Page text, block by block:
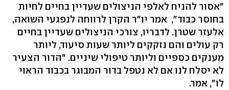
"אסור להניח לאלפי הניצולים שעדיין בחיים לחיות
בחוסר כבוד", אמר יו"ר הקרן לרווחה לנפגעי השואה,
אלעזר שטרן. לדבריו, צורכי הניצולים שעדיין בחיים
רק עולים והם נזקקים ליותר שעות סיעוד, ליותר
מענקים כספיים וליותר טיפולי שיניים. "הדור הצעיר
לא יסלח לנו אם לא נטפל בדור המבוגר בכבוד הראוי
לו", אמר.